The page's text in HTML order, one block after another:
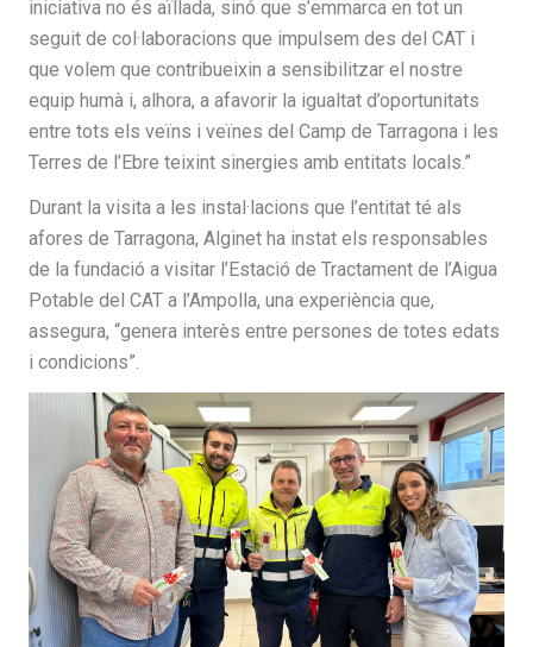
iniciativa no és aïllada, sinó que s’emmarca en tot un
seguit de col·laboracions que impulsem des del CAT i
que volem que contribueixin a sensibilitzar el nostre
equip humà i, alhora, a afavorir la igualtat d’oportunitats
entre tots els veïns i veïnes del Camp de Tarragona i les
Terres de l’Ebre teixint sinergies amb entitats locals.”
Durant la visita a les instal·lacions que l’entitat té als
afores de Tarragona, Alginet ha instat els responsables
de la fundació a visitar l’Estació de Tractament de l’Aigua
Potable del CAT a l’Ampolla, una experiència que,
assegura, “genera interès entre persones de totes edats
i condicions”.